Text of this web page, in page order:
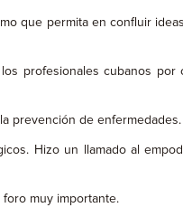
que permita en confluir
profesionales cubanos
prevención de enfermedades.
Hizo un llamado al
muy importante.